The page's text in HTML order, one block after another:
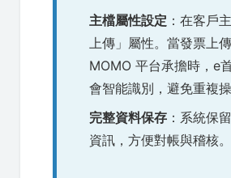
主檔屬性設定 ：在客戶
上傳」屬性。當發票上
MOMO 平台承擔時，e
會智能識別，避免重複操
完整資料保存 ：系統保
資訊，方便對帳與稽核。